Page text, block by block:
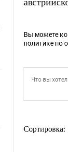
Вы можете
политике по
Сортировка: